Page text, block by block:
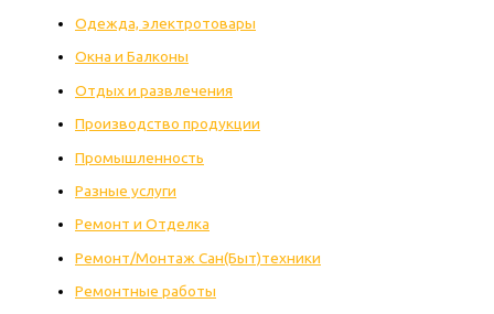
Одежда, электротовары
Окна и Балконы
Отдых и развлечения
Производство продукции
Промышленность
Разные услуги
Ремонт и Отделка
Ремонт/Монтаж Сан(Быт)техники
Ремонтные работы